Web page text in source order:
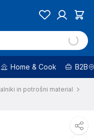
Home & Cook B2B
in potrošni material